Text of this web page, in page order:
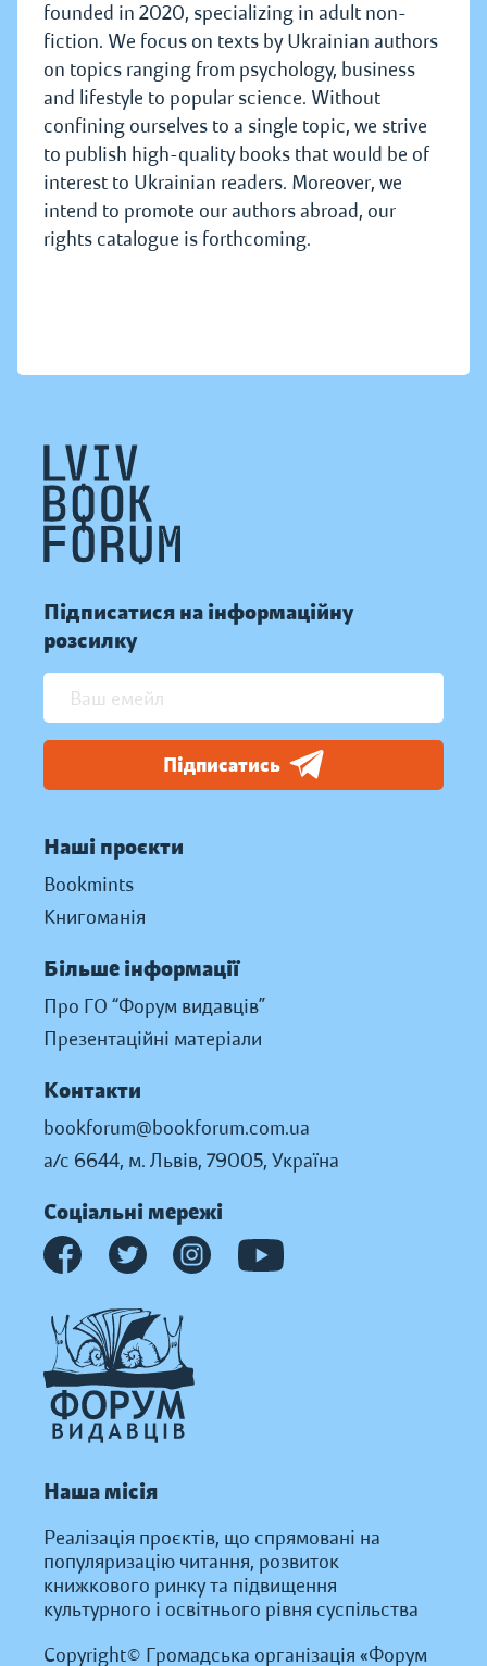
founded in 2020, specializing in adult non-
fiction. We focus on texts by Ukrainian authors
on topics ranging from psychology, business
and lifestyle to popular science. Without
confining ourselves to a single topic, we strive
to publish high-quality books that would be of
interest to Ukrainian readers. Moreover, we
intend to promote our authors abroad, our
rights catalogue is forthcoming.
Підписатися на інформаційну
розсилку
Підписатись
Наші проєкти
Bookmints
Книгоманія
Більше інформації
Про ГО “Форум видавців”
Презентаційні матеріали
Контакти
bookforum@bookforum.com.ua
а/с 6644, м. Львів, 79005, Україна
Соціальні мережі
Наша місія
Реалізація проєктів, що спрямовані на
популяризацію читання, розвиток
книжкового ринку та підвищення
культурного і освітнього рівня суспільства
Copyright© Громадська організація «Форум